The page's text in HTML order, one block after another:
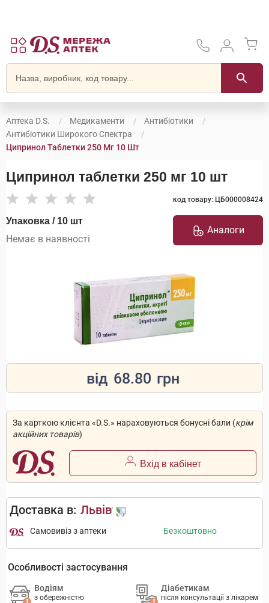
Аптека D.S. Медикаменти
Антибіотики
Антибіотики Широкого Спектра
Ципринол Таблетки 250 Мг 10 Шт
Ципринол таблетки 250 мг 10 шт
код товару: ЦБ000008424
Упаковка / 10 шт
Немає в наявності
Аналоги
від 68.80 грн
За карткою клієнта «D.S.» нараховуються бонусні бали (крім
акційних товарів)
Вхід в кабінет
Доставка в: Львів
Самовивіз з аптеки Безкоштовно
Особливості застосування
Водіям
з обережністю
Діабетикам
після консультації з лікарем